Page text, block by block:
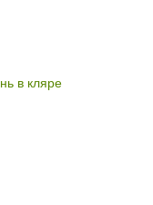
в кляре